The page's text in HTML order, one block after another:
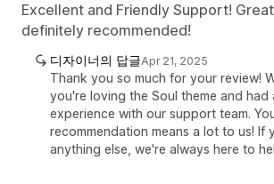
Excellent and Friendly Support!
definitely recommended!
디자이너의 답글Apr 21, 2025
Thank you so much for your review!
you're loving the Soul theme and had
experience with our support team.
recommendation means a lot to us! If
anything else, we're always here to